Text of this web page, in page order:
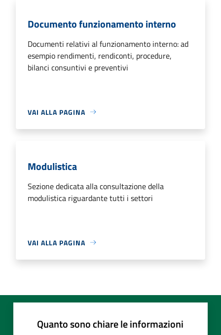
Documento funzionamento interno
Documenti relativi al funzionamento interno: ad
esempio rendimenti, rendiconti, procedure,
bilanci consuntivi e preventivi
VAI ALLA PAGINA
Modulistica
Sezione dedicata alla consultazione della
modulistica riguardante tutti i settori
VAI ALLA PAGINA
Quanto sono chiare le informazioni